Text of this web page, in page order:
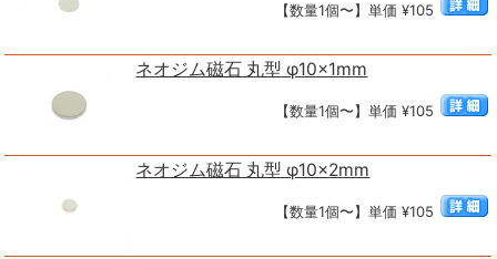
【数量1個〜】単価 ¥105
ネオジム磁石 丸型 φ10×1mm
【数量1個〜】単価 ¥105
ネオジム磁石 丸型 φ10×2mm
【数量1個〜】単価 ¥105